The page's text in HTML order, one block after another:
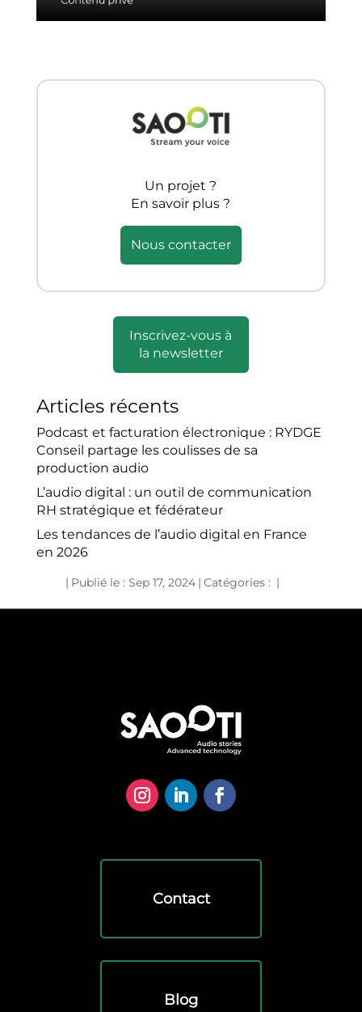
| Publié le : Sep 17, 2024 | Catégories : |
Un projet ?
En savoir plus ?
Nous contacter
Inscrivez-vous à
la newsletter
Articles récents
Podcast et facturation électronique : RYDGE
Conseil partage les coulisses de sa
production audio
L’audio digital : un outil de communication
RH stratégique et fédérateur
Les tendances de l’audio digital en France
en 2026
Contact
Blog